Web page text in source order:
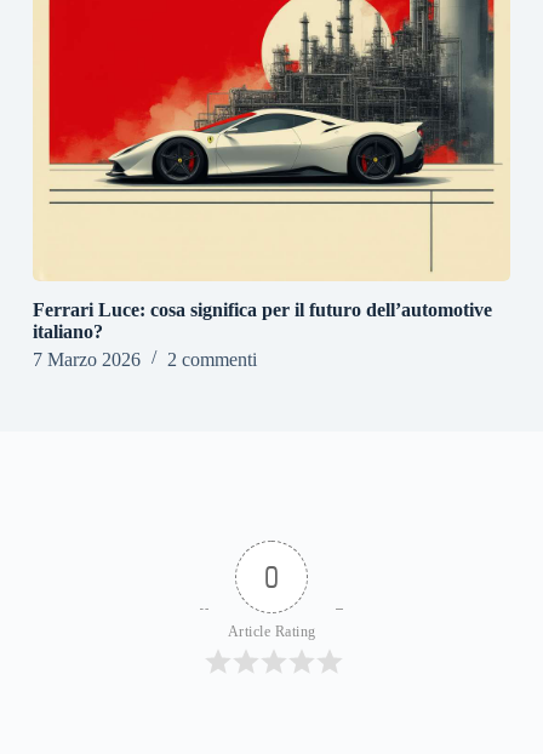
Ferrari Luce: cosa significa per il futuro dell’automotive
italiano?
7 Marzo 2026
2 commenti
0
Article Rating